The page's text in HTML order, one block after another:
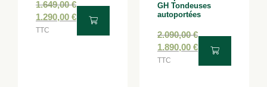
1.649,00€
1.290,00 €
TTC
GH Tondeuses
autoportées
2.090,00€
1.890,00 €
TTC